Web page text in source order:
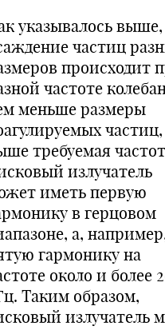
указывалось выше,
частиц
происходит
частоте
меньше размеры
требуемая
излучатель
иметь первую
в герцовом
а,
гармонику на
около и более
Таким образом,
излучатель